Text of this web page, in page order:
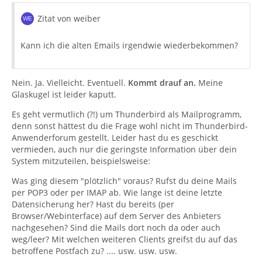
Zitat von weiber
Kann ich die alten Emails irgendwie wiederbekommen?
Nein. Ja. Vielleicht. Eventuell. Kommt drauf an. Meine
Glaskugel ist leider kaputt.
Es geht vermutlich (?!) um Thunderbird als Mailprogramm,
denn sonst hättest du die Frage wohl nicht im Thunderbird-
Anwenderforum gestellt. Leider hast du es geschickt
vermieden, auch nur die geringste Information über dein
System mitzuteilen, beispielsweise:
Was ging diesem "plötzlich" voraus? Rufst du deine Mails
per POP3 oder per IMAP ab. Wie lange ist deine letzte
Datensicherung her? Hast du bereits (per
Browser/Webinterface) auf dem Server des Anbieters
nachgesehen? Sind die Mails dort noch da oder auch
weg/leer? Mit welchen weiteren Clients greifst du auf das
betroffene Postfach zu? .... usw. usw. usw.